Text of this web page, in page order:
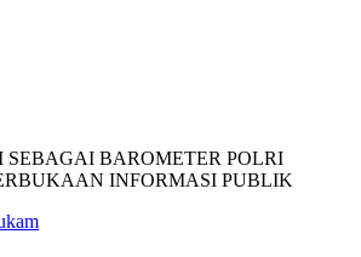
SEBAGAI BAROMETER POLRI
INFORMASI PUBLIK